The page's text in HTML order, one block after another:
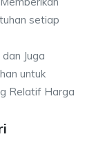
setiap
Juga
untuk
Relatif Harga